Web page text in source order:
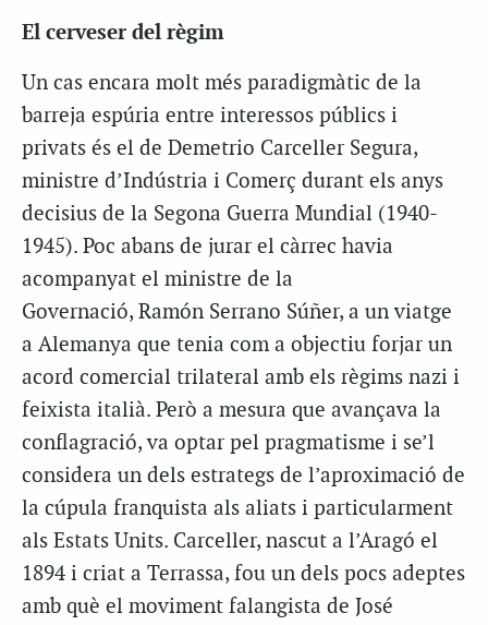
El cerveser del règim
Un cas encara molt més paradigmàtic de la
barreja espúria entre interessos públics i
privats és el de Demetrio Carceller Segura,
ministre d’Indústria i Comerç durant els anys
decisius de la Segona Guerra Mundial (1940-
1945). Poc abans de jurar el càrrec havia
acompanyat el ministre de la
Governació, Ramón Serrano Súñer, a un viatge
a Alemanya que tenia com a objectiu forjar un
acord comercial trilateral amb els règims nazi i
feixista italià. Però a mesura que avançava la
conflagració, va optar pel pragmatisme i se’l
considera un dels estrategs de l’aproximació de
la cúpula franquista als aliats i particularment
als Estats Units. Carceller, nascut a l’Aragó el
1894 i criat a Terrassa, fou un dels pocs adeptes
amb què el moviment falangista de José